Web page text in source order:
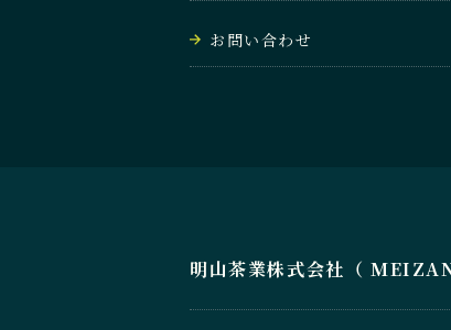
お問い合わせ
明山茶業株式会社（